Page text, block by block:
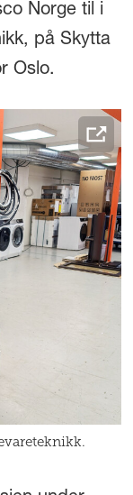
Norge til i
på Skytta
Oslo.